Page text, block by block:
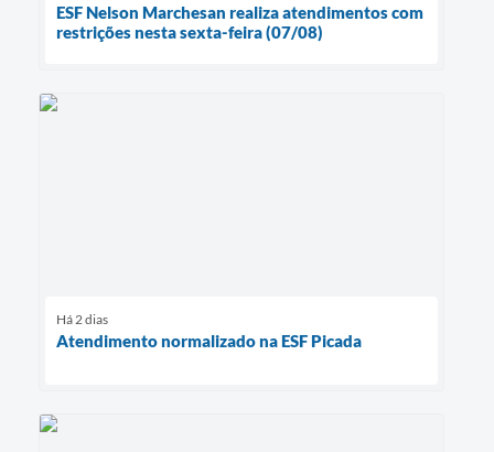
ESF Nelson Marchesan realiza atendimentos com
restrições nesta sexta-feira (07/08)
Há 2 dias
Atendimento normalizado na ESF Picada